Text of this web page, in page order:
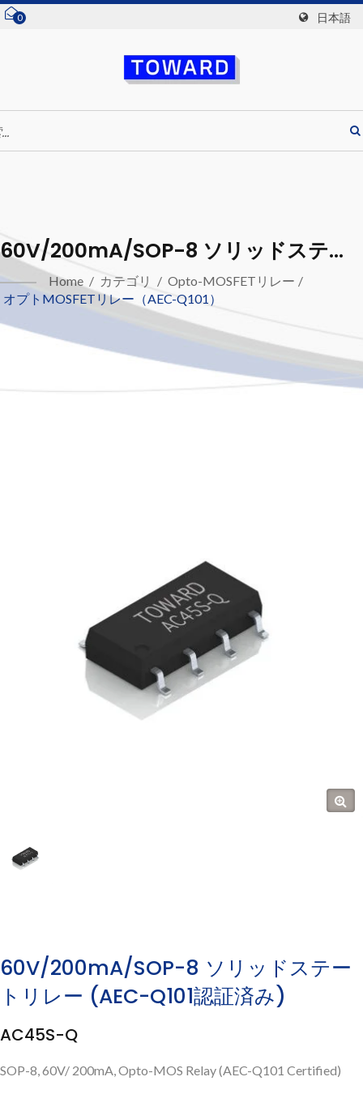
0 日本語
60V/200mA/SOP-8 ソリッドステー
トリレー (AEC-Q101認証済み)
Home / カテゴリ / Opto-MOSFETリレー /
オプトMOSFETリレー（AEC-Q101）
60V/200mA/SOP-8 ソリッドステー
トリレー (AEC-Q101認証済み)
AC45S-Q
SOP-8, 60V/ 200mA, Opto-MOS Relay (AEC-Q101 Certified)